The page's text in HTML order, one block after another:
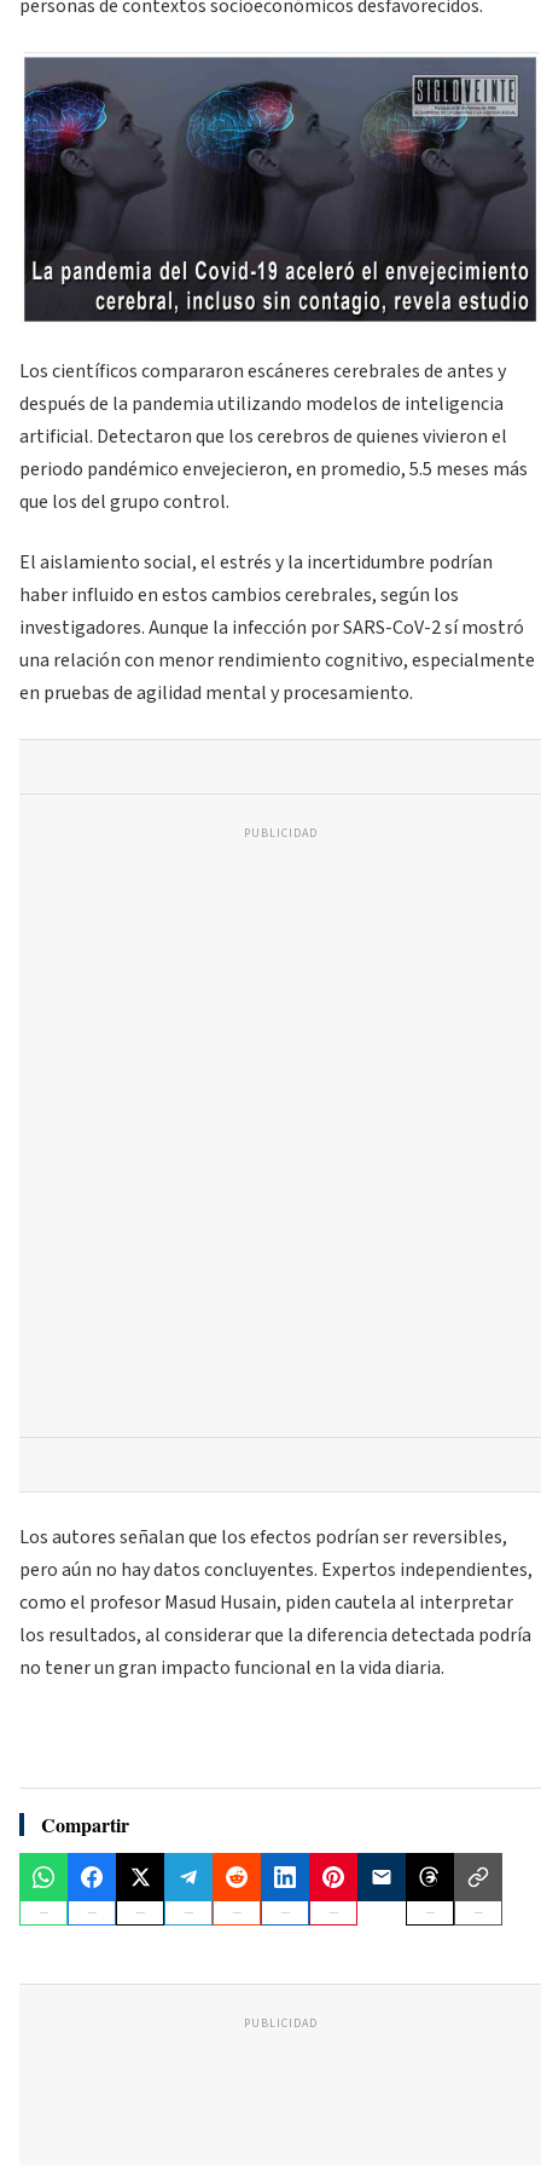
personas de contextos socioeconómicos desfavorecidos.
Los científicos compararon escáneres cerebrales de antes y
después de la pandemia utilizando modelos de inteligencia
artificial. Detectaron que los cerebros de quienes vivieron el
periodo pandémico envejecieron, en promedio, 5.5 meses más
que los del grupo control.
El aislamiento social, el estrés y la incertidumbre podrían
haber influido en estos cambios cerebrales, según los
investigadores. Aunque la infección por SARS-CoV-2 sí mostró
una relación con menor rendimiento cognitivo, especialmente
en pruebas de agilidad mental y procesamiento.
PUBLICIDAD
Los autores señalan que los efectos podrían ser reversibles,
pero aún no hay datos concluyentes. Expertos independientes,
como el profesor Masud Husain, piden cautela al interpretar
los resultados, al considerar que la diferencia detectada podría
no tener un gran impacto funcional en la vida diaria.
Compartir
PUBLICIDAD